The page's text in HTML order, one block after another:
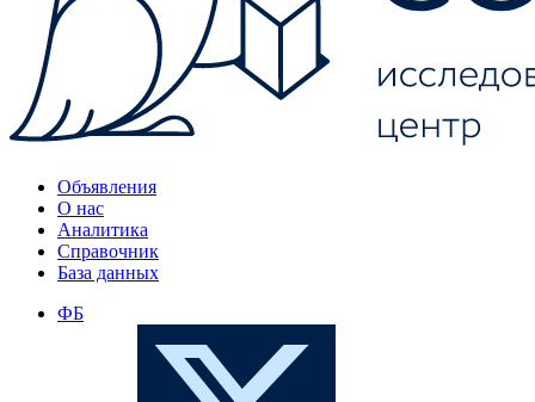
Объявления
О нас
Аналитика
Справочник
База данных
ФБ